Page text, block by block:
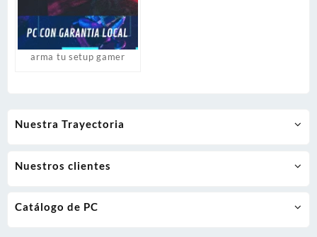
arma tu setup gamer
Nuestra Trayectoria
Nuestros clientes
Catálogo de PC